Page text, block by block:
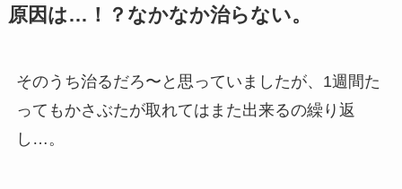
原因は…！？なかなか治らない。
そのうち治るだろ〜と思っていましたが、1週間た
ってもかさぶたが取れてはまた出来るの繰り返
し…。